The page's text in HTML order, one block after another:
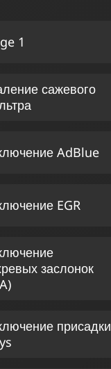
1
сажевого
AdBlue
EGR
заслонок
присадки